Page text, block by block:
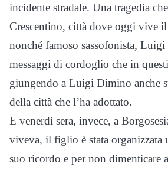
incidente stradale. Una tragedia
Crescentino, città dove oggi vive
nonché famoso sassofonista,
messaggi di cordoglio che in
giungendo a Luigi Dimino anche
della città che l’ha adottato.
E venerdì sera, invece, a
viveva, il figlio è stata organizzata
suo ricordo e per non dimenticare